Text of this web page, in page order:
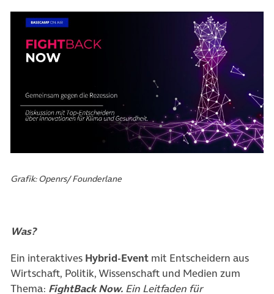
Grafik: Openrs/ Founderlane
Was?
Ein interaktives Hybrid-Event mit Entscheidern aus
Wirtschaft, Politik, Wissenschaft und Medien zum
Thema: FightBack Now. Ein Leitfaden für